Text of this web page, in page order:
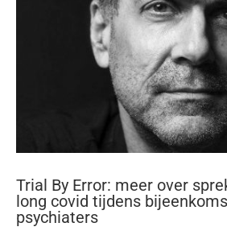
Trial By Error: meer over
long covid tijdens
psychiaters